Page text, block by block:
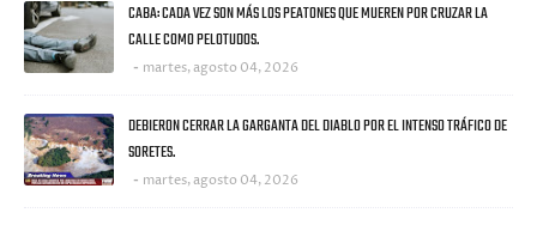
CABA: CADA VEZ SON MÁS LOS PEATONES QUE MUEREN POR CRUZAR LA
CALLE COMO PELOTUDOS.
martes, agosto 04, 2026
DEBIERON CERRAR LA GARGANTA DEL DIABLO POR EL INTENSO TRÁFICO DE
SORETES.
martes, agosto 04, 2026